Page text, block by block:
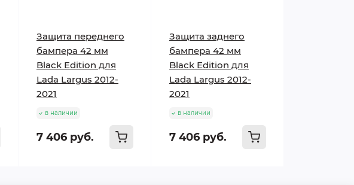
Защита переднего
бампера 42 мм
Black Edition для
Lada Largus 2012-
2021
в наличии
7 406 руб.
Защита заднего
бампера 42 мм
Black Edition для
Lada Largus 2012-
2021
в наличии
7 406 руб.